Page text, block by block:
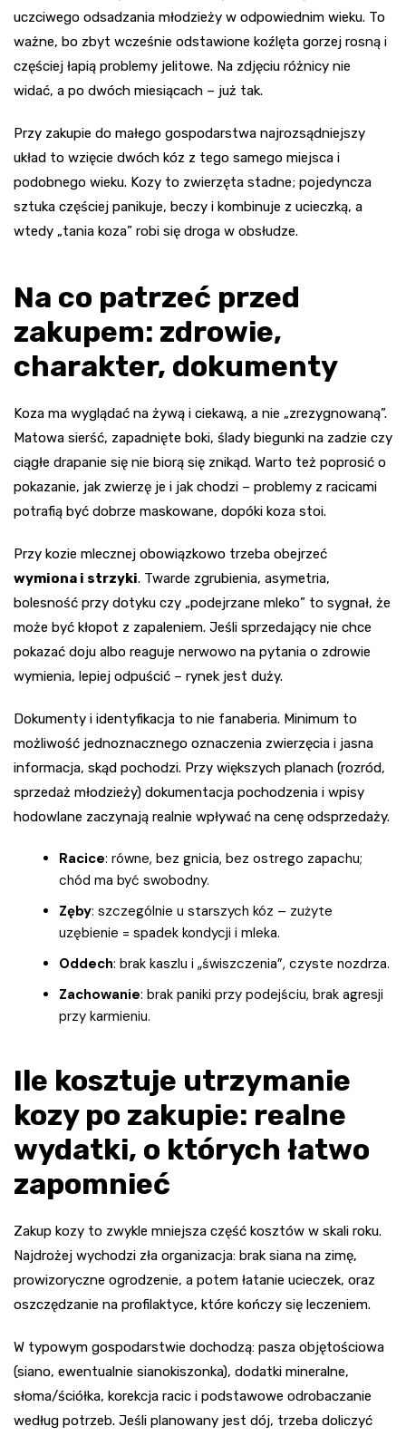
uczciwego odsadzania młodzieży w odpowiednim wieku. To
ważne, bo zbyt wcześnie odstawione koźlęta gorzej rosną i
częściej łapią problemy jelitowe. Na zdjęciu różnicy nie
widać, a po dwóch miesiącach – już tak.
Przy zakupie do małego gospodarstwa najrozsądniejszy
układ to wzięcie dwóch kóz z tego samego miejsca i
podobnego wieku. Kozy to zwierzęta stadne; pojedyncza
sztuka częściej panikuje, beczy i kombinuje z ucieczką, a
wtedy „tania koza” robi się droga w obsłudze.
Na co patrzeć przed
zakupem: zdrowie,
charakter, dokumenty
Koza ma wyglądać na żywą i ciekawą, a nie „zrezygnowaną”.
Matowa sierść, zapadnięte boki, ślady biegunki na zadzie czy
ciągłe drapanie się nie biorą się znikąd. Warto też poprosić o
pokazanie, jak zwierzę je i jak chodzi – problemy z racicami
potrafią być dobrze maskowane, dopóki koza stoi.
Przy kozie mlecznej obowiązkowo trzeba obejrzeć
wymiona i strzyki. Twarde zgrubienia, asymetria,
bolesność przy dotyku czy „podejrzane mleko” to sygnał, że
może być kłopot z zapaleniem. Jeśli sprzedający nie chce
pokazać doju albo reaguje nerwowo na pytania o zdrowie
wymienia, lepiej odpuścić – rynek jest duży.
Dokumenty i identyfikacja to nie fanaberia. Minimum to
możliwość jednoznacznego oznaczenia zwierzęcia i jasna
informacja, skąd pochodzi. Przy większych planach (rozród,
sprzedaż młodzieży) dokumentacja pochodzenia i wpisy
hodowlane zaczynają realnie wpływać na cenę odsprzedaży.
Racice: równe, bez gnicia, bez ostrego zapachu;
chód ma być swobodny.
Zęby: szczególnie u starszych kóz – zużyte
uzębienie = spadek kondycji i mleka.
Oddech: brak kaszlu i „świszczenia”, czyste nozdrza.
Zachowanie: brak paniki przy podejściu, brak agresji
przy karmieniu.
Ile kosztuje utrzymanie
kozy po zakupie: realne
wydatki, o których łatwo
zapomnieć
Zakup kozy to zwykle mniejsza część kosztów w skali roku.
Najdrożej wychodzi zła organizacja: brak siana na zimę,
prowizoryczne ogrodzenie, a potem łatanie ucieczek, oraz
oszczędzanie na profilaktyce, które kończy się leczeniem.
W typowym gospodarstwie dochodzą: pasza objętościowa
(siano, ewentualnie sianokiszonka), dodatki mineralne,
słoma/ściółka, korekcja racic i podstawowe odrobaczanie
według potrzeb. Jeśli planowany jest dój, trzeba doliczyć